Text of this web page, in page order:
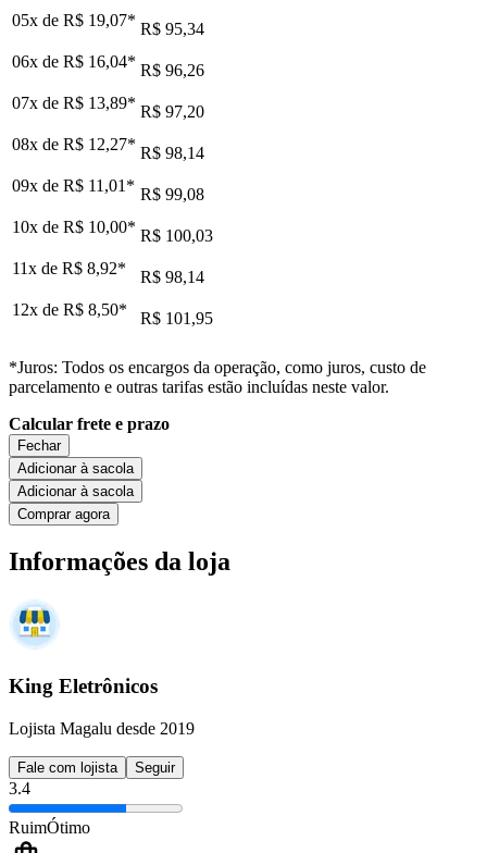
05x de R$ 19,07* R$ 95,34
06x de R$ 16,04* R$ 96,26
07x de R$ 13,89* R$ 97,20
08x de R$ 12,27* R$ 98,14
09x de R$ 11,01 * R$ 99,08
10x de R$ 10,00* R$ 100,03
11x de R$ 8,92*
R$ 98,14
12x de R$ 8,50* R$ 101,95
*Juros: Todos os encargos da operação, como juros, custo de
parcelamento e outras tarifas estão incluídas neste valor.
Calcular frete e prazo
Fechar
Adicionar à sacola
Adicionar à sacola
Comprar agora
Informações da loja
King Eletrônicos
Lojista Magalu desde 2019
Fale com lojista Seguir
3.4
RuimÓtimo